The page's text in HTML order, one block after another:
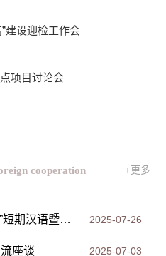
建设迎检工作会
项目讨论会
cooperation +更多
学校举行“中文+职业技能”短期汉语暨现代农业技术进修留学生培训结业仪式 2025-07-26
座谈 2025-07-03